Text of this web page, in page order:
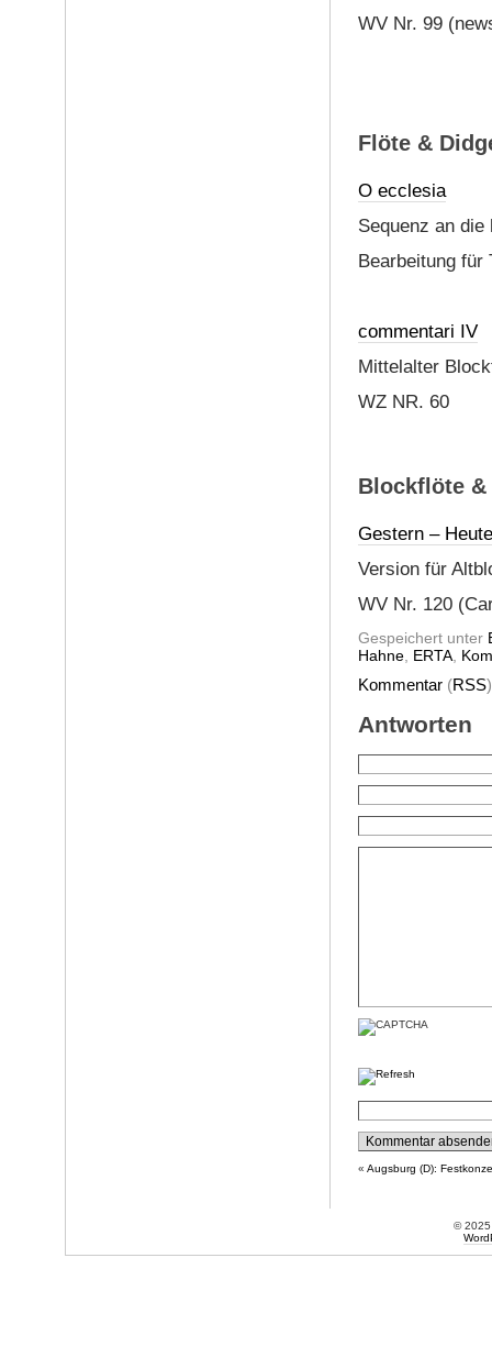
WV Nr. 99
Flöte &
O ecclesia
Sequenz an
Bearbeitung für
commentari IV
Mittelalter
WZ NR. 60
Blockflöte &
Gestern –
Version für
WV Nr. 120
Gespeichert unter
Hahne, ERTA,
Kommentar(RSS
Antworten
« Augsburg (D):
©